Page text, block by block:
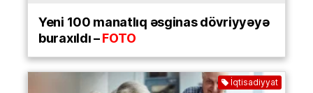
Yeni 100 manatlıq əsginas dövriyyəyə
buraxıldı –FOTO
İqtisadiyyat